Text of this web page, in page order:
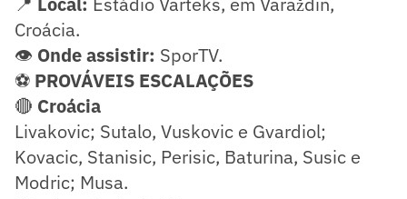
Croácia.
👁️ Onde assistir: SporTV.
⚽ PROVÁVEIS ESCALAÇÕES
🔴 Croácia
Livakovic; Sutalo, Vuskovic e Gvardiol;
Kovacic, Stanisic, Perisic, Baturina, Susic e
Modric; Musa.